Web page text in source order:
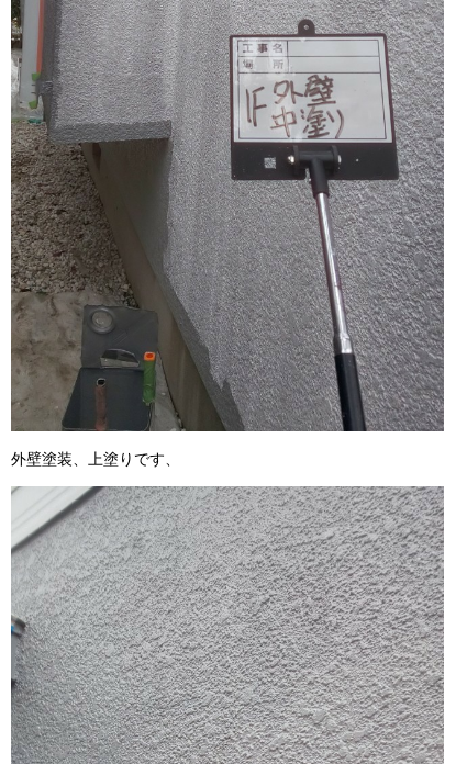
外壁塗装、上塗りです、